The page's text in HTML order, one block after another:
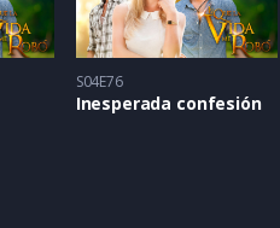
S04E76
Inesperada confesión